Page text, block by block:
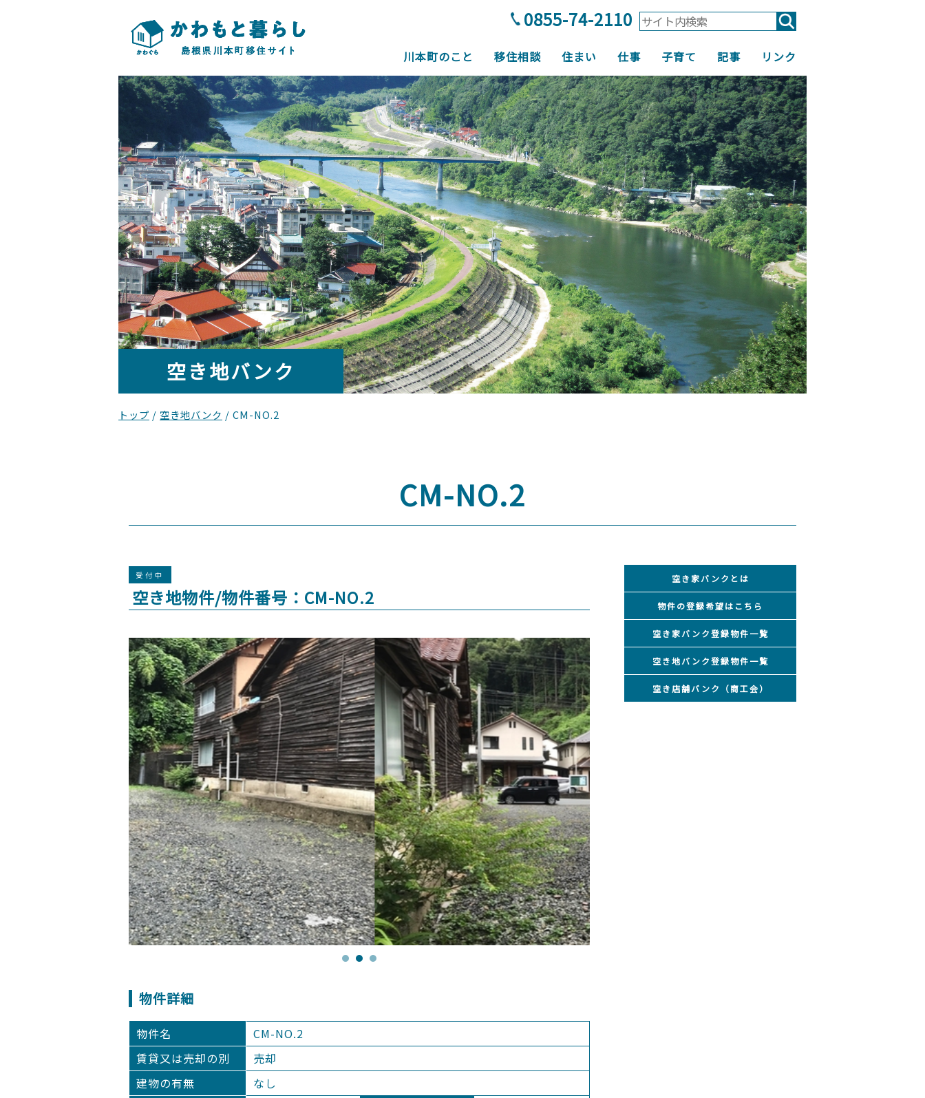
0855-74-2110
川本町のこと 移住相談 住まい 仕事 子育て 記事 リンク
空き地バンク
現
トップ / 空き地バンク / CM-NO.2
CM-NO.2
受付中
空き地物件/物件番号：CM-NO.2
物件詳細
物件名
CM-NO.2
賃貸又は売却の別
売却
建物の有無
なし
空き家バンクとは
物件の登録希望はこちら
空き家バンク登録物件一覧
空き地バンク登録物件一覧
空き店舗バンク（商工会）